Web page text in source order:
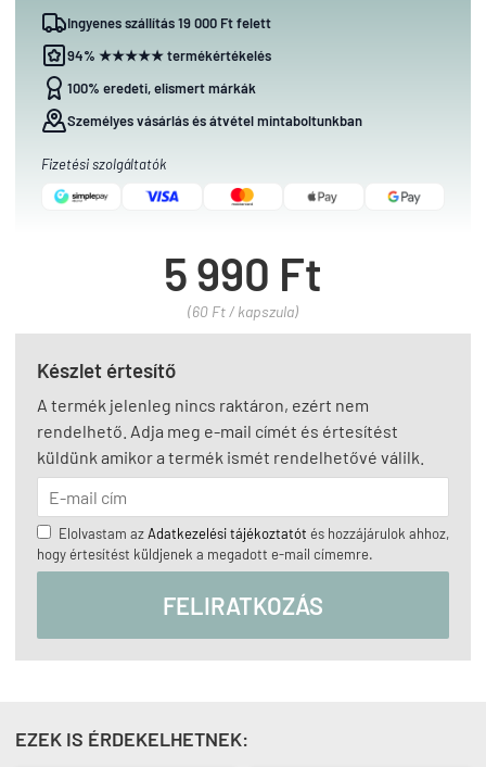
Ingyenes szállítás 19 000 Ft felett
94% ★★★★★ termékértékelés
100% eredeti, elismert márkák
Személyes vásárlás és átvétel mintaboltunkban
Fizetési szolgáltatók
5 990 Ft
(60 Ft / kapszula)
Készlet értesítő
A termék jelenleg nincs raktáron, ezért nem
rendelhető. Adja meg e-mail címét és értesítést
küldünk amikor a termék ismét rendelhetővé válilk.
Elolvastam azAdatkezelési tájékoztatót és hozzájárulok ahhoz,
hogy értesítést küldjenek a megadott e-mail címemre.
FELIRATKOZÁS
EZEK IS ÉRDEKELHETNEK: